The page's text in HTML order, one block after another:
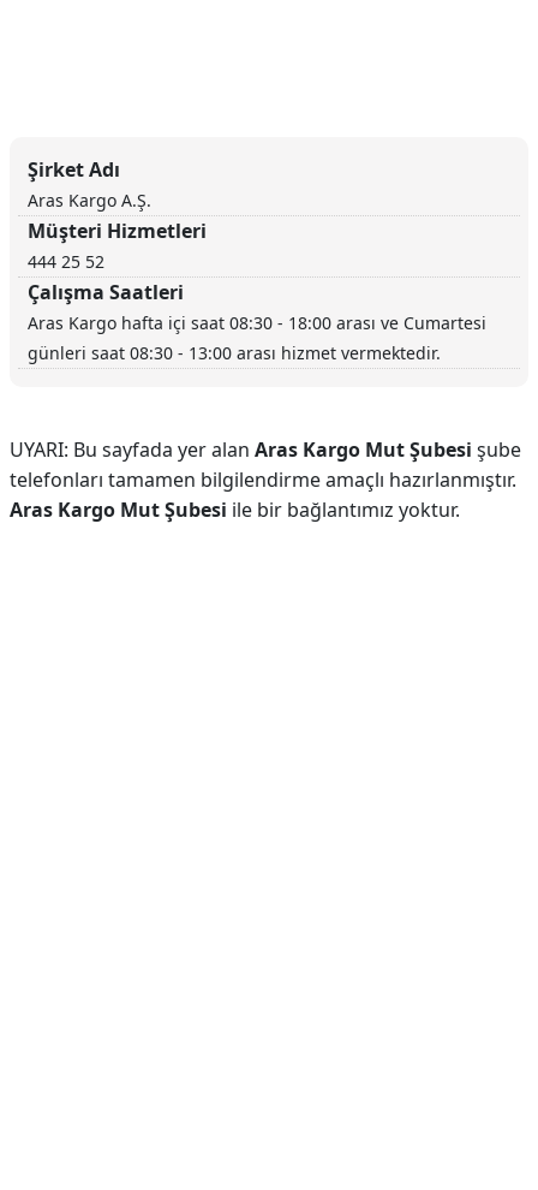
Şirket Adı
Aras Kargo A.Ş.
Müşteri Hizmetleri
444 25 52
Çalışma Saatleri
Aras Kargo hafta içi saat 08:30 - 18:00 arası ve Cumartesi
günleri saat 08:30 - 13:00 arası hizmet vermektedir.
UYARI: Bu sayfada yer alan Aras Kargo Mut Şubesi şube
telefonları tamamen bilgilendirme amaçlı hazırlanmıştır.
Aras Kargo Mut Şubesi ile bir bağlantımız yoktur.